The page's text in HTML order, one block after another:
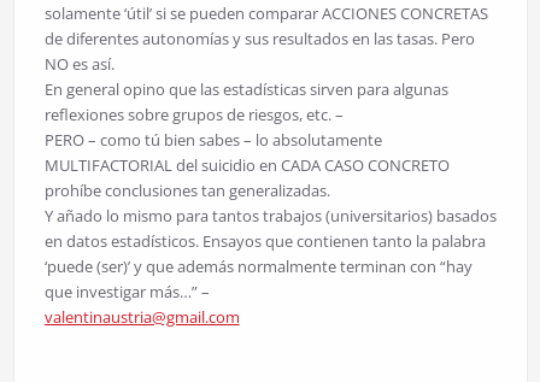
solamente ‘útil’ si se pueden comparar ACCIONES CONCRETAS
de diferentes autonomías y sus resultados en las tasas. Pero
NO es así.
En general opino que las estadísticas sirven para algunas
reflexiones sobre grupos de riesgos, etc. –
PERO – como tú bien sabes – lo absolutamente
MULTIFACTORIAL del suicidio en CADA CASO CONCRETO
prohíbe conclusiones tan generalizadas.
Y añado lo mismo para tantos trabajos (universitarios) basados
en datos estadísticos. Ensayos que contienen tanto la palabra
‘puede (ser)’ y que además normalmente terminan con “hay
que investigar más…” –
valentinaustria@gmail.com